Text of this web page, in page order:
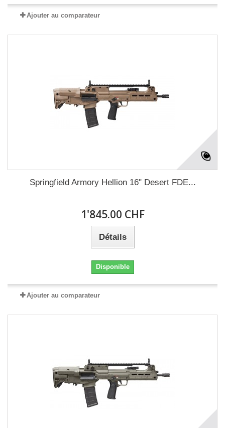
Ajouter au comparateur
Springfield Armory Hellion 16" Desert FDE...
1'845.00 CHF
Détails
Disponible
Ajouter au comparateur